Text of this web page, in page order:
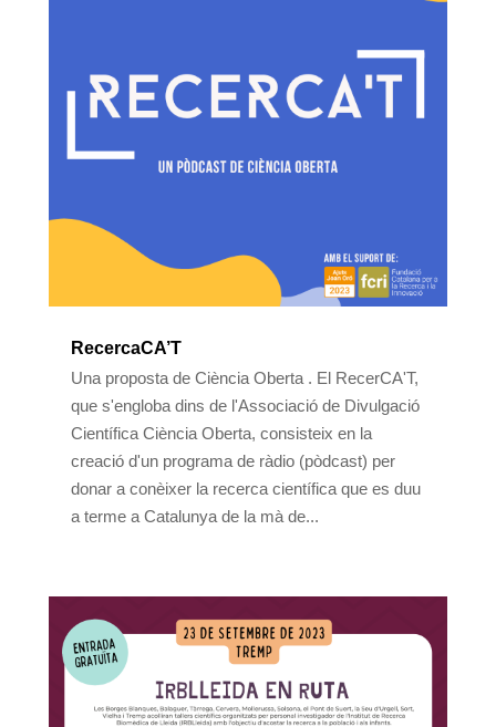
RecercaCA’T
Una proposta de Ciència Oberta . El RecerCA'T,
que s'engloba dins de l'Associació de Divulgació
Científica Ciència Oberta, consisteix en la
creació d'un programa de ràdio (pòdcast) per
donar a conèixer la recerca científica que es duu
a terme a Catalunya de la mà de...